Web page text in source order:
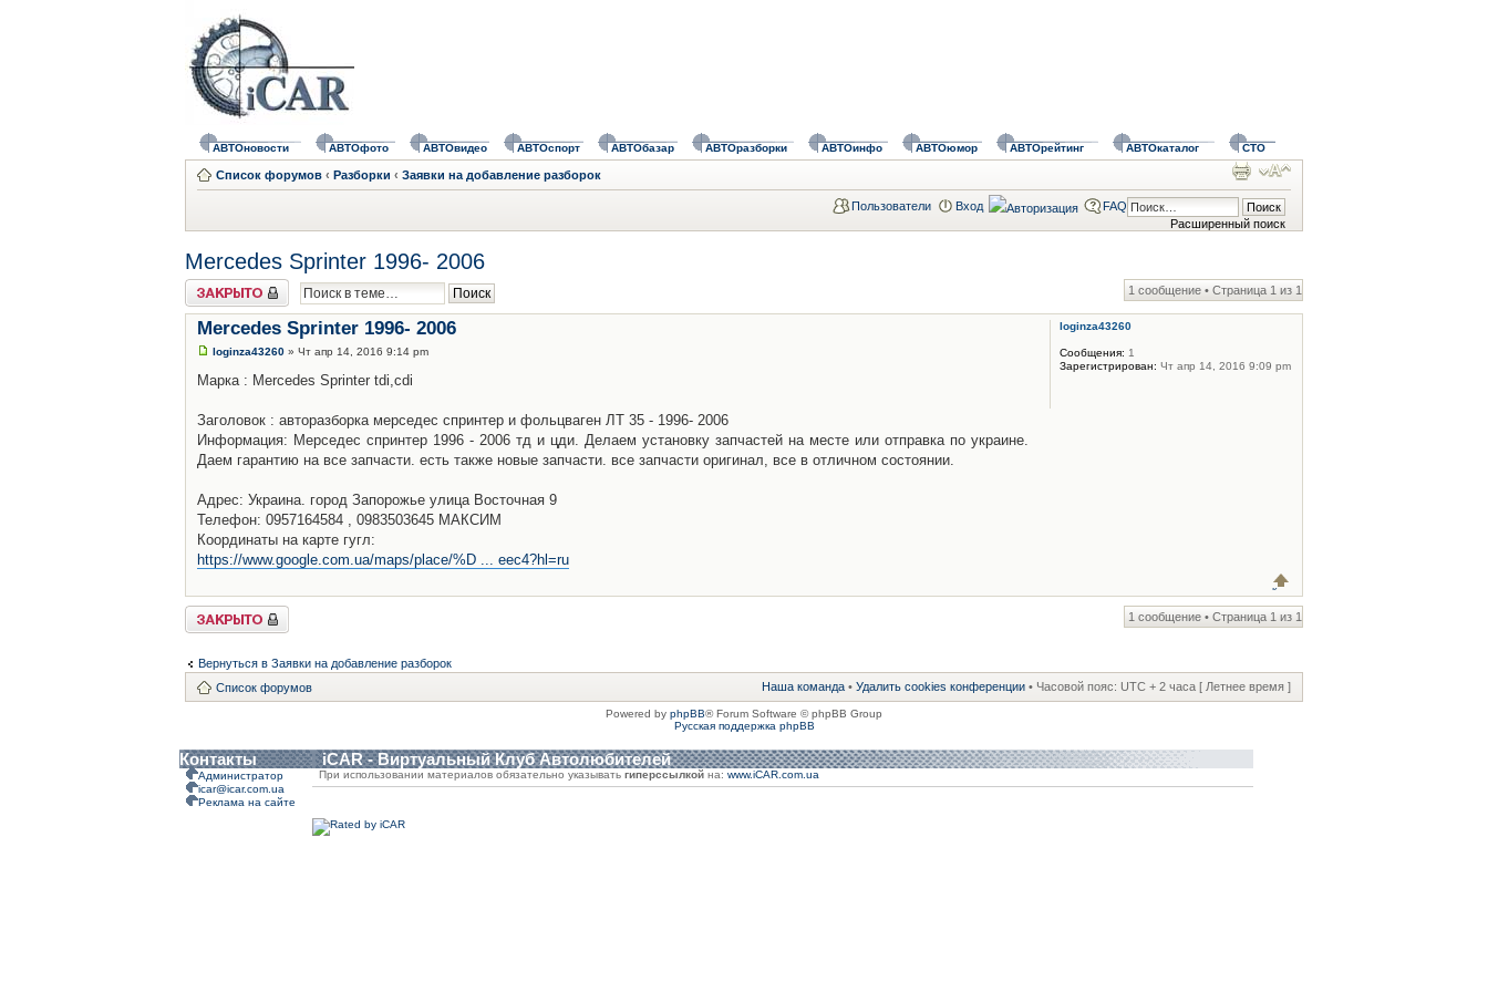
АВТОновости АВТОфото АВТОвидео АВТОспорт АВТОбазар АВТОразборки АВТОинфо АВТОюмор АВТОрейтинг АВТОкаталог СТО
Список форумов ‹ Разборки ‹ Заявки на добавление разборок
Расширенный поиск
Пользователи Вход FAQ
Mercedes Sprinter 1996- 2006
Закрыто 1 сообщение • Страница 1 из 1
Mercedes Sprinter 1996- 2006
loginza43260 » Чт апр 14, 2016 9:14 pm
Марка : Mercedes Sprinter tdi,cdi
Заголовок : авторазборка мерседес спринтер и фольцваген ЛТ 35 - 1996- 2006
Информация: Мерседес спринтер 1996 - 2006 тд и цди. Делаем установку запчастей на месте или отправка по украине.
Даем гарантию на все запчасти. есть также новые запчасти. все запчасти оригинал, все в отличном состоянии.
Адрес: Украина. город Запорожье улица Восточная 9
Телефон: 0957164584 , 0983503645 МАКСИМ
Координаты на карте гугл:
https://www.google.com.ua/maps/place/%D ... eec4?hl=ru
loginza43260
Сообщения: 1
Зарегистрирован: Чт апр 14, 2016 9:09 pm
Закрыто 1 сообщение • Страница 1 из 1
Вернуться в Заявки на добавление разборок
Список форумов
Наша команда • Удалить cookies конференции • Часовой пояс: UTC + 2 часа [ Летнее время ]
Powered by phpBB® Forum Software © phpBB Group
Русская поддержка phpBB
Контакты iCAR - Виртуальный Клуб Автолюбителей
Администратор
icar@icar.com.ua
Реклама на сайте
При использовании материалов обязательно указывать гиперссылкой на: www.iCAR.com.ua